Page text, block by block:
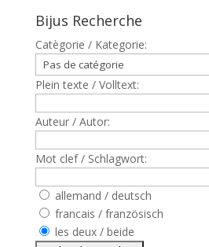
Bijus Recherche
Catègorie / Kategorie:
Plein texte / Volltext:
Auteur / Autor:
Mot clef / Schlagwort:
allemand / deutsch
francais / französisch
les deux / beide